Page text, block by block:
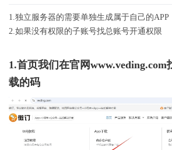
1.独立服务器的需要单独生成属于自己的
2.如果没有权限的子账号找总账号开通权限
1.首页我们在官网www.veding.com
载的码